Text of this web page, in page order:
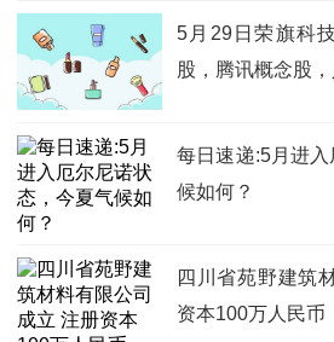
5月29日荣旗科
股，腾讯概念股
每日速递:5月进
候如何？
四川省苑野建筑
资本100万人民币